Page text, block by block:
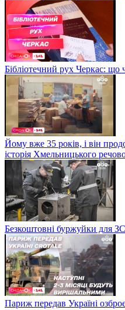
Бібліотечний рух Черкас: що
Йому вже 35 років, і він
історія Хмельницького
Безкоштовні буржуйки для
Париж передав Україні